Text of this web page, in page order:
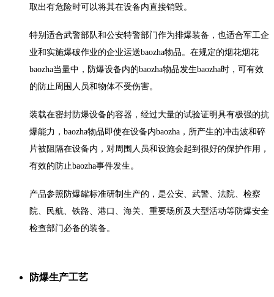
取出有危险时可以将其在设备内直接销毁。
特别适合武警部队和公安特警部门作为排爆装备，也适合军工企
业和实施爆破作业的企业运送baozha物品。在规定的烟花烟花
baozha当量中，防爆设备内的baozha物品发生baozha时，可有效
的防止周围人员和物体不受伤害。
装载在密封防爆设备的容器，经过大量的试验证明具有极强的抗
爆能力，baozha物品即使在设备内baozha，所产生的冲击波和碎
片被阻隔在设备内，对周围人员和设施会起到很好的保护作用，
有效的防止baozha事件发生。
产品参照防爆罐标准研制生产的，是公安、武警、法院、检察
院、民航、铁路、港口、海关、重要场所及大型活动等防爆安全
检查部门必备的装备。
防爆生产工艺